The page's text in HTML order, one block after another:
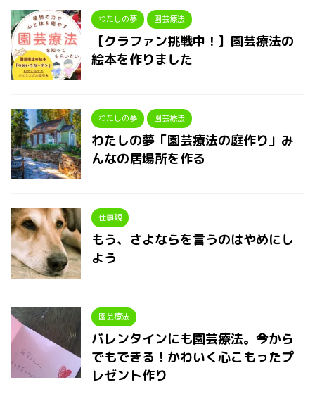
わたしの夢 園芸療法
【クラファン挑戦中！】園芸療法の
絵本を作りました
わたしの夢 園芸療法
わたしの夢「園芸療法の庭作り」み
んなの居場所を作る
仕事観
もう、さよならを言うのはやめにし
よう
園芸療法
バレンタインにも園芸療法。今から
でもできる！かわいく心こもったプ
レゼント作り